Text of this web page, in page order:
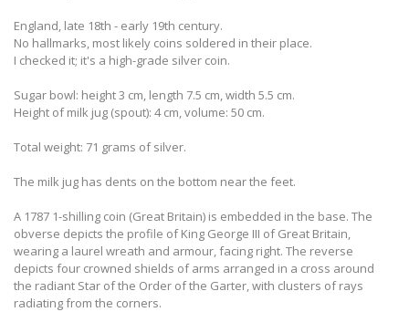
England, late 18th - early 19th century.
No hallmarks, most likely coins soldered in their place.
​I checked it; it's a high-grade silver coin.
Sugar bowl: height 3 cm, length 7.5 cm, width 5.5 cm.
Height of milk jug (spout): 4 cm, volume: 50 cm.
Total weight: 71 grams of silver.
The milk jug has dents on the bottom near the feet.
A 1787 1-shilling coin (Great Britain) is embedded in the base. The
obverse depicts the profile of King George III of Great Britain,
wearing a laurel wreath and armour, facing right. The reverse
depicts four crowned shields of arms arranged in a cross around
the radiant Star of the Order of the Garter, with clusters of rays
radiating from the corners.